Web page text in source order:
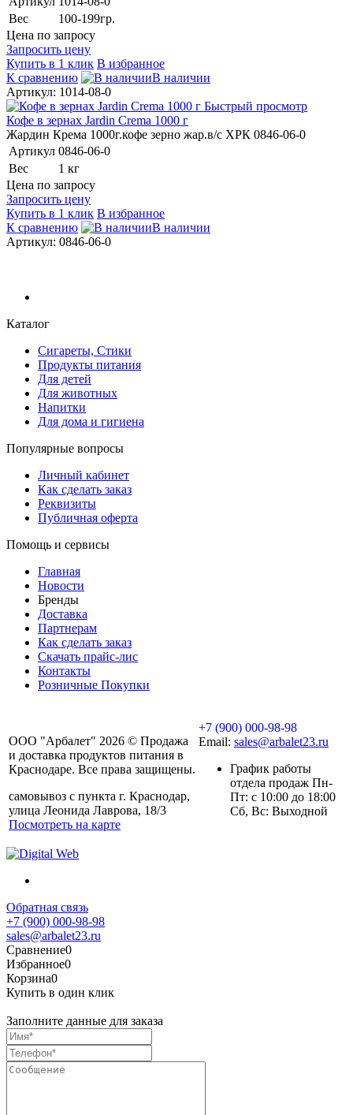
Вес
100-199гр.
Цена по запросу
Запросить цену
Купить в 1 клик В избранное
К сравнению
В наличии
Артикул: 1014-08-0
Быстрый просмотр
Кофе в зернах Jardin Crema 1000 г
Жардин Крема 1000г.кофе зерно жар.в/с ХРК 0846-06-0
Артикул 0846-06-0
Вес
1 кг
Цена по запросу
Запросить цену
Купить в 1 клик В избранное
К сравнению
В наличии
Артикул: 0846-06-0
Каталог
Сигареты, Стики
Продукты питания
Для детей
Для животных
Напитки
Для дома и гигиена
Популярные вопросы
Личный кабинет
Как сделать заказ
Реквизиты
Публичная оферта
Помощь и сервисы
Главная
Новости
Бренды
Доставка
Партнерам
Как сделать заказ
Скачать прайс-лис
Контакты
Розничные Покупки
ООО "Арбалет" 2026 © Продажа
и доставка продуктов питания в
Краснодаре. Все права защищены.
самовывоз с пункта г. Краснодар,
улица Леонида Лаврова, 18/3
Посмотреть на карте
+7 (900) 000-98-98
Email: sales@arbalet23.ru
График работы
отдела продаж Пн-
Пт: с 10:00 до 18:00
Сб, Вс: Выходной
Обратная связь
+7 (900) 000-98-98
sales@arbalet23.ru
Сравнение0
Избранное0
Корзина0
Купить в один клик
Заполните данные для заказа